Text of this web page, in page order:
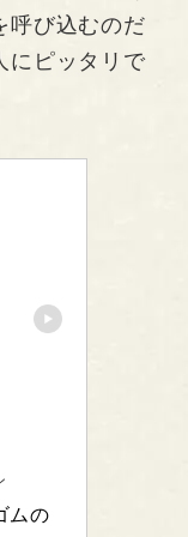
呼び込むのだ
にピッタリで
ムの